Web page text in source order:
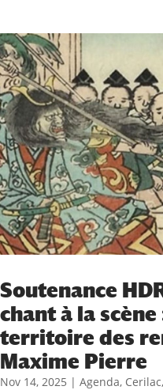
Soutenance
chant à la scène
territoire des
Maxime Pierre
Nov 14, 2025 | Agenda, Cerilac,